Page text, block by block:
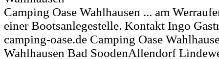
Camping Oase Wahlhausen ... am
einer Bootsanlegestelle. Kontakt Ingo
camping-oase.de Camping Oase
Wahlhausen Bad SoodenAllendorf